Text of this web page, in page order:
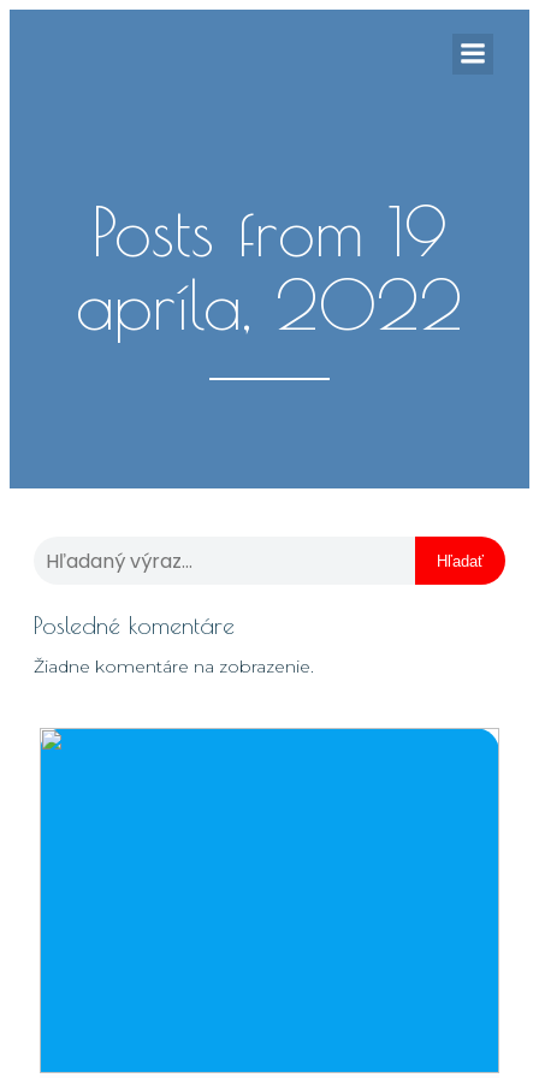
Posts from 19
apríla, 2022
Hľadať
Posledné komentáre
Žiadne komentáre na zobrazenie.